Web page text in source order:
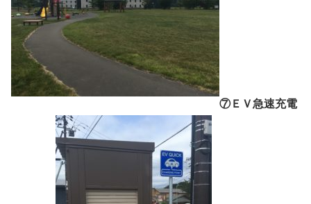
⑦ＥＶ急速充電